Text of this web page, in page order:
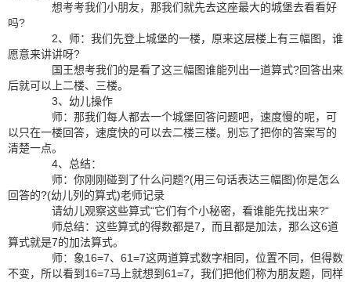
想考考我们小朋友，那我们就先去这座最大的城堡去看看好
吗?
2、师：我们先登上城堡的一楼，原来这层楼上有三幅图，谁
愿意来讲讲呀?
国王想考我们的是看了这三幅图谁能列出一道算式?回答出来
后就可以上二楼、三楼。
3、幼儿操作
师：那我们每人都去一个城堡回答问题吧，速度慢的呢，可
以只在一楼回答，速度快的可以去二楼三楼。别忘了把你的答案写的
清楚一点。
4、总结：
师：你刚刚碰到了什么问题?(用三句话表达三幅图)你是怎么
回答的?(幼儿列的算式)老师记录
请幼儿观察这些算式“它们有个小秘密，看谁能先找出来?“
师总结：这些算式的得数都是7，而且都是加法，那么这6道
算式就是7的加法算式。
师：象16=7、61=7这两道算式数字相同，位置不同，但得数
不变，所以看到16=7马上就想到61=7，我们把他们称为朋友题，同样